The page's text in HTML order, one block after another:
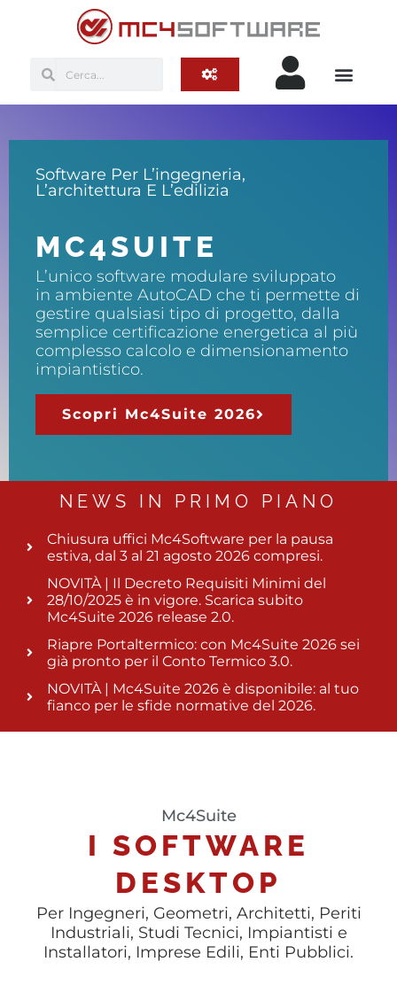
Software Per L’ingegneria,
L’architettura E L’edilizia
MC4SUITE
L’unico software modulare sviluppato
in ambiente AutoCAD che ti permette di
gestire qualsiasi tipo di progetto, dalla
semplice certificazione energetica al più
complesso calcolo e dimensionamento
impiantistico.
Scopri Mc4Suite 2026
NEWS IN PRIMO PIANO
Chiusura uffici Mc4Software per la pausa
estiva, dal 3 al 21 agosto 2026 compresi.
NOVITÀ | Il Decreto Requisiti Minimi del
28/10/2025 è in vigore. Scarica subito
Mc4Suite 2026 release 2.0.
Riapre Portaltermico: con Mc4Suite 2026 sei
già pronto per il Conto Termico 3.0.
NOVITÀ | Mc4Suite 2026 è disponibile: al tuo
fianco per le sfide normative del 2026.
Mc4Suite
I SOFTWARE
DESKTOP
Per Ingegneri, Geometri, Architetti, Periti
Industriali, Studi Tecnici, Impiantisti e
Installatori, Imprese Edili, Enti Pubblici.